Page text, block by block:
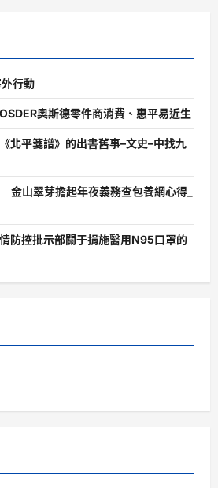
行動
奧斯德零件商消費、惠平易近生
平箋譜》的出書舊事–文史–中找九
山翠芽擔起年夜義務查包養網心得_
防控批示部關于捐施醫用N95口罩的